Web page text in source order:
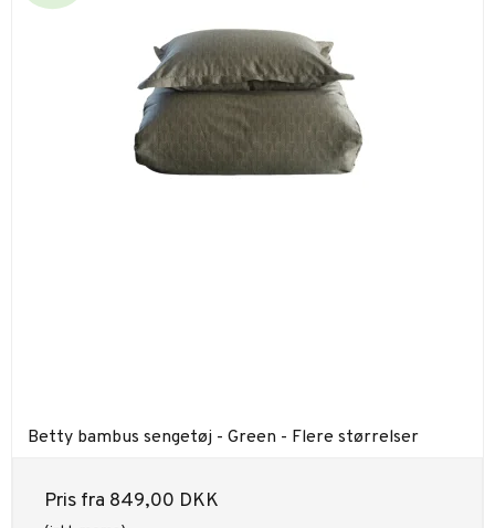
Betty bambus sengetøj - Green - Flere størrelser
Pris fra 849,00 DKK